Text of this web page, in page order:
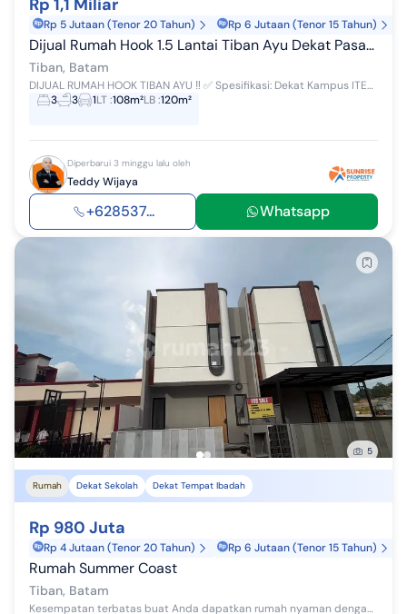
Rp 1,1 Miliar
Rp 5 Jutaan (Tenor 20 Tahun) Rp 6 Jutaan (Tenor 15 Tahun)
Dijual Rumah Hook 1.5 Lantai Tiban Ayu Dekat Pasar Tiban Centre
Tiban, Batam
DIJUAL RUMAH HOOK TIBAN AYU ‼ ✅ Spesifikasi: Dekat Kampus ITEBA dan Sekolah Dekat Pasar Tiban Centre Dekat RS Awal Bros dan RS Otorita Ba...
3
3 1LT:108m²LB:120m²
Diperbarui 3 minggu lalu oleh
Teddy Wijaya
+628537... Whatsapp
5
Rumah Dekat Sekolah Dekat Tempat Ibadah
Rp 980 Juta
Rp 4 Jutaan (Tenor 20 Tahun) Rp 6 Jutaan (Tenor 15 Tahun)
Rumah Summer Coast
Tiban, Batam
Kesempatan terbatas buat Anda dapatkan rumah nyaman dengan return investasi tinggi di Tiban, Batam. Rumah ini menawarkan lokasi yang strategis ser...